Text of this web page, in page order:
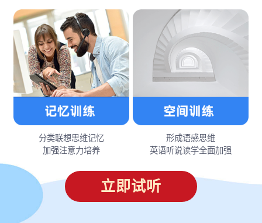
分类联想思维记忆
加强注意力培养
形成语感思维
英语听说读学全面加强
立即试听